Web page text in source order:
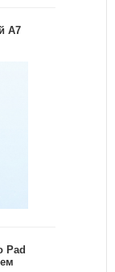
A7
Pad